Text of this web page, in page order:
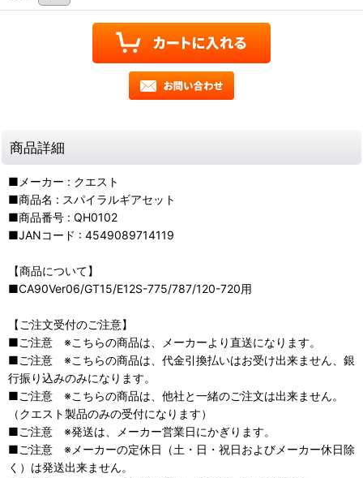
商品詳細
■メーカー : クエスト
■商品名 : スパイラルギアセット
■商品番号 : QH0102
■JANコード : 4549089714119
【商品について】
■CA90Ver06/GT15/E12S-775/787/120-720用
【ご注文受付のご注意】
■ご注意 ※こちらの商品は、メーカーより直送になります。
■ご注意 ※こちらの商品は、代金引換払いはお受け出来ません、銀
行振り込みのみになります。
■ご注意 ※こちらの商品は、他社と一緒のご注文は出来ません。
（クエスト製品のみの受付になります）
■ご注意 ※発送は、メーカー営業日にかぎります。
■ご注意 ※メーカーの定休日（土・日・祝日およびメーカー休日除
く）は発送出来ません。